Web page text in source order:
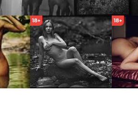
18+ 18+